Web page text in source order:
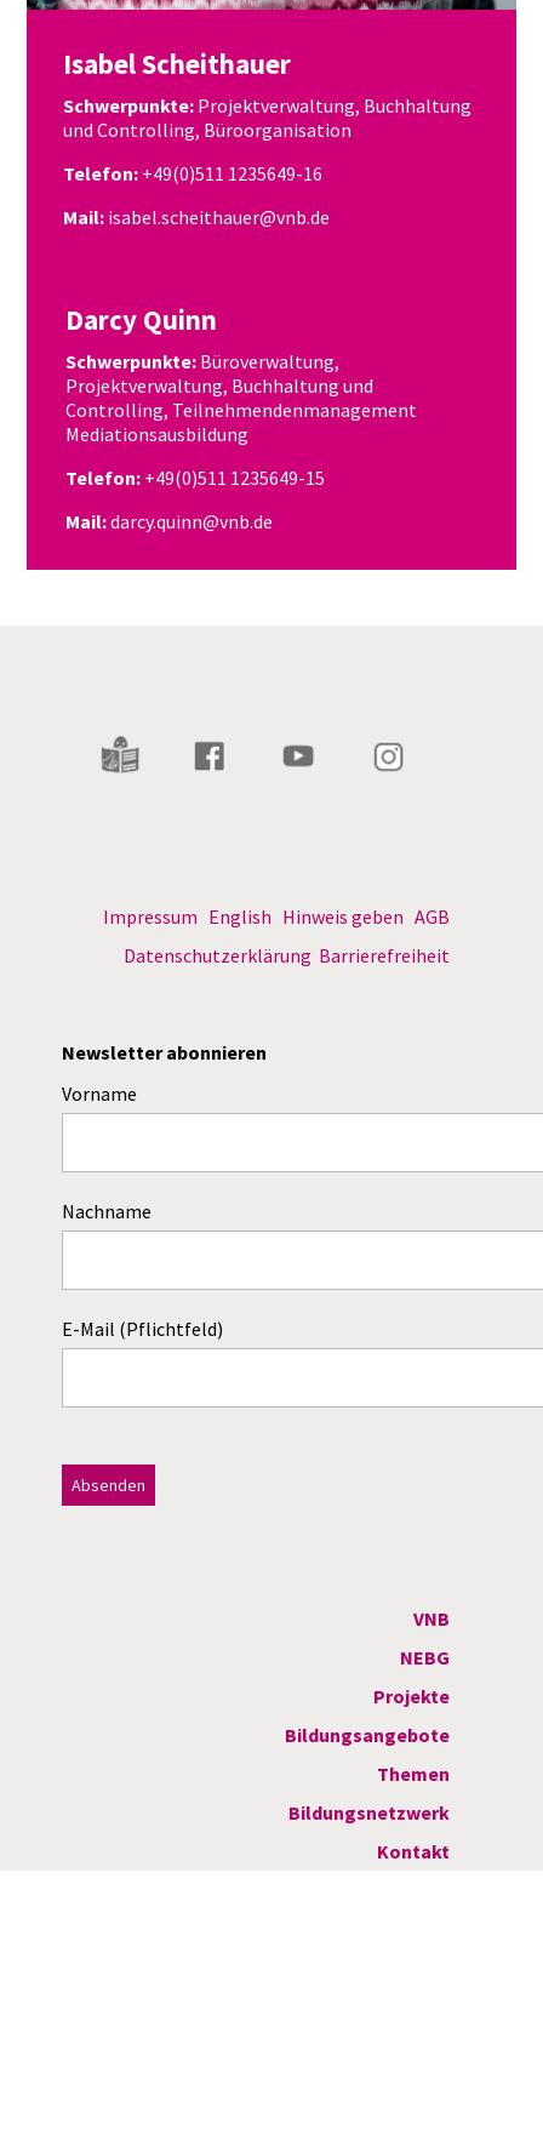
Isabel Scheithauer
Schwerpunkte:Projektverwaltung, Buchhaltung
und Controlling, Büroorganisation
Telefon:+49(0)511 1235649-16
Mail: isabel.scheithauer@vnb.de
Darcy Quinn
​Schwerpunkte: Büroverwaltung,
Projektverwaltung, Buchhaltung und
Controlling, Teilnehmendenmanagement
Mediationsausbildung
Telefon: +49(0)511 1235649-15
Mail:darcy.quinn@vnb.de
Impressum English Hinweis geben AGB
Datenschutzerklärung Barrierefreiheit
Newsletter abonnieren
Vorname
Nachname
E-Mail (Pflichtfeld)
VNB
NEBG
Projekte
Bildungsangebote
Themen
Bildungsnetzwerk
Kontakt